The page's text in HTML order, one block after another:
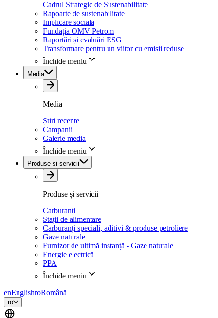
Cadrul Strategic de Sustenabilitate
Rapoarte de sustenabilitate
Implicare socială
Fundația OMV Petrom
Raportări și evaluări ESG
Transformare pentru un viitor cu emisii reduse
Închide meniu
Media
Media
Știri recente
Campanii
Galerie media
Închide meniu
Produse și servicii
Produse și servicii
Carburanți
Stații de alimentare
Carburanți speciali, aditivi & produse petroliere
Gaze naturale
Furnizor de ultimă instanță - Gaze naturale
Energie electrică
PPA
Închide meniu
enEnglishroRomână
ro